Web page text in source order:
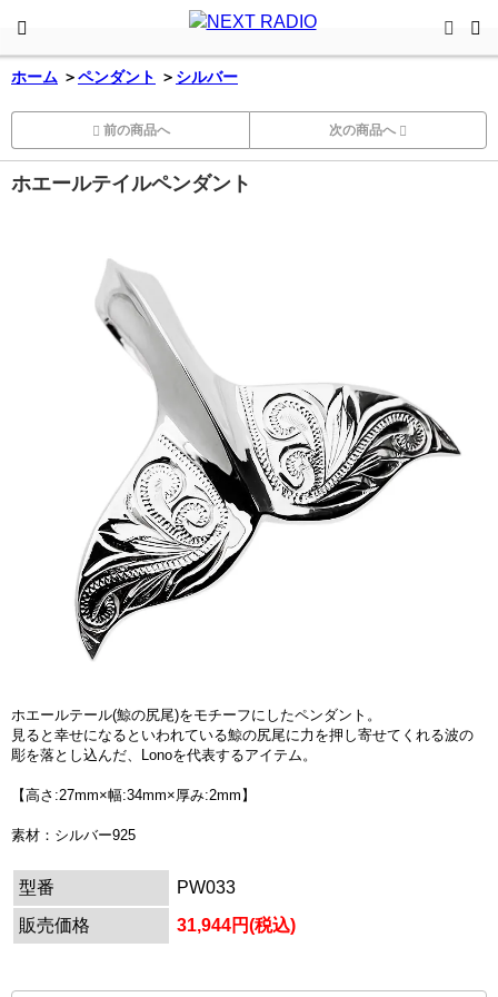
ホーム ＞ペンダント ＞ シルバー
前の商品へ 次の商品へ
ホエールテイルペンダント
ホエールテール(鯨の尻尾)をモチーフにしたペンダント。
見ると幸せになるといわれている鯨の尻尾に力を押し寄せてくれる波の
彫を落とし込んだ、Lonoを代表するアイテム。
【高さ:27mm×幅:34mm×厚み:2mm】
素材：シルバー925
型番
PW033
販売価格
31,944円(税込)